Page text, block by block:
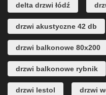
delta drzwi łódź
drzwi akustyczne 42 db
drzwi balkonowe 80x200
drzwi balkonowe rybnik
drzwi lestol drzwi